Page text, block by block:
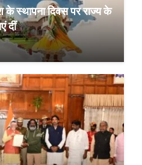
के स्थापना दिवस पर राज्य के
दीं